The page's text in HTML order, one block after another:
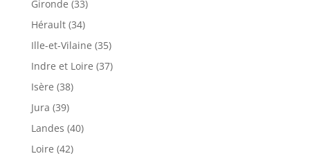
Gironde (33)
Hérault (34)
Ille-et-Vilaine (35)
Indre et Loire (37)
Isère (38)
Jura (39)
Landes (40)
Loire (42)